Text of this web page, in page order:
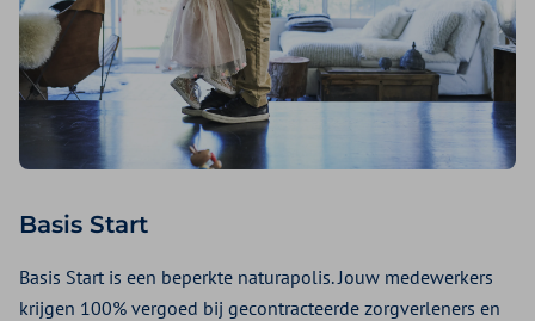
Basis Start
Basis Start is een beperkte naturapolis. Jouw medewerkers
krijgen 100% vergoed bij gecontracteerde zorgverleners en